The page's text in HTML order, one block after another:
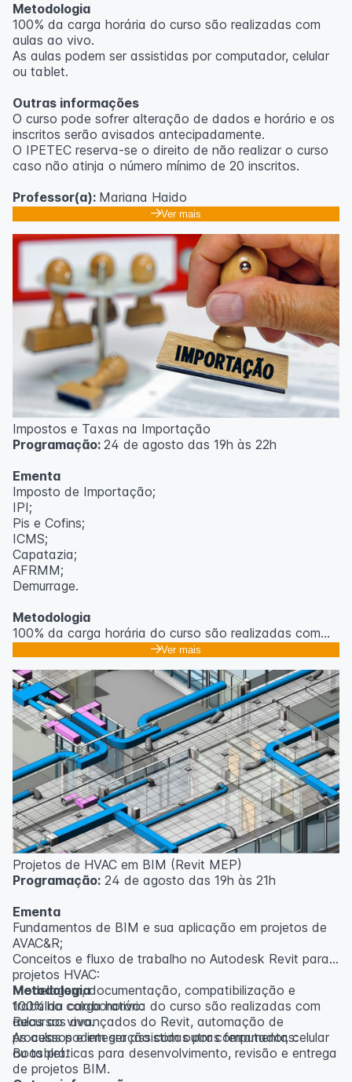
Metodologia
100% da carga horária do curso são realizadas com
aulas ao vivo.
As aulas podem ser assistidas por computador, celular
ou tablet.
Outras informações
O curso pode sofrer alteração de dados e horário e os
inscritos serão avisados ​​antecipadamente.
O IPETEC reserva-se o direito de não realizar o curso
caso não atinja o número mínimo de 20 inscritos.
Professor(a): Mariana Haido
Ver mais
Impostos e Taxas na Importação
Programação: 24 de agosto das 19h às 22h
Ementa
Imposto de Importação;
IPI;
Pis e Cofins;
ICMS;
Capatazia;
AFRMM;
Demurrage.
Metodologia
100% da carga horária do curso são realizadas com
ou tablet.
Outras informações
O curso pode sofrer alteração de dados e horário e os
inscritos serão avisados ​​antecipadamente.
O IPETEC reserva-se o direito de não realizar o curso
caso não atinja o número mínimo de 20 inscritos.
Professor(a):Gabriel Damasceno
Ver mais
Projetos de HVAC em BIM (Revit MEP)
Programação: 24 de agosto das 19h às 21h
Ementa
Fundamentos de BIM e sua aplicação em projetos de
AVAC&R;
Conceitos e fluxo de trabalho no Autodesk Revit para
projetos HVAC:
Modelagem, documentação, compatibilização e
trabalho colaborativo:
Recursos avançados do Revit, automação de
processos e integração com outras ferramentas:
Boas práticas para desenvolvimento, revisão e entrega
de projetos BIM.
Metodologia
100% da carga horária do curso são realizadas com
aulas ao vivo.
As aulas podem ser assistidas por computador, celular
ou tablet.